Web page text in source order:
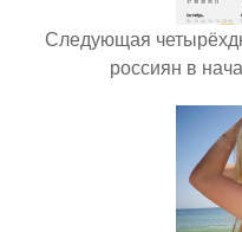
Следующая
россиян в